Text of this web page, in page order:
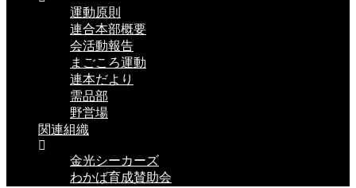
運動原則
連合本部概要
会活動報告
まごころ運動
連本だより
需品部
野営場
関連組織
金光シーカーズ
わかば育成賛助会